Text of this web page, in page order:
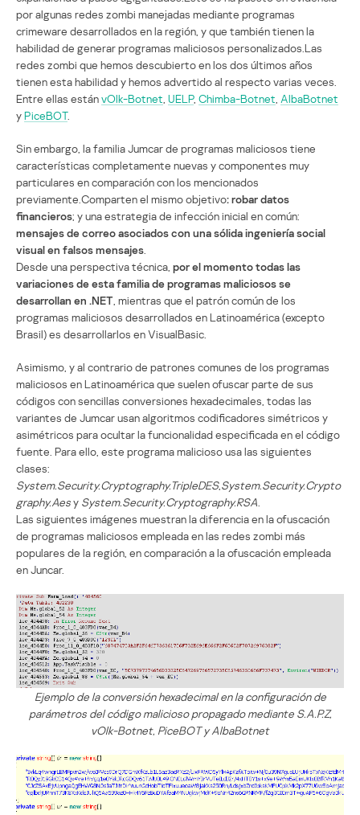
por algunas redes zombi manejadas mediante programas
crimeware desarrollados en la región, y que también tienen la
habilidad de generar programas maliciosos personalizados.Las
redes zombi que hemos descubierto en los dos últimos años
tienen esta habilidad y hemos advertido al respecto varias veces.
Entre ellas estánvOlk-Botnet UELP, Chimba-Botnet AlbaBotnet
yPiceBOT.
Sin embargo, la familia Jumcar de programas maliciosos tiene
características completamente nuevas y componentes muy
particulares en comparación con los mencionados
previamente.Comparten el mismo objetivo: robar datos
financieros; y una estrategia de infección inicial en común:
mensajes de correo asociados con una sólida ingeniería social
visual en falsos mensajes
Desde una perspectiva técnica, por el momento todas las
variaciones de esta familia de programas maliciosos se
desarrollan en .NET , mientras que el patrón común de los
programas maliciosos desarrollados en Latinoamérica (excepto
Brasil) es desarrollarlos en VisualBasic.
Asimismo, y al contrario de patrones comunes de los programas
maliciosos en Latinoamérica que suelen ofuscar parte de sus
códigos con sencillas conversiones hexadecimales, todas las
variantes de Jumcar usan algoritmos codificadores simétricos y
asimétricos para ocultar la funcionalidad especificada en el código
fuente. Para ello, este programa malicioso usa las siguientes
clases:
System.Security.Cryptography.TripleDES,System.Security.Crypto
graphy.Aesy System.Security.Cryptography.RSA
Las siguientes imágenes muestran la diferencia en la ofuscación
de programas maliciosos empleada en las redes zombi más
populares de la región, en comparación a la ofuscación empleada
en Juncar.
Ejemplo de la conversión hexadecimal en la configuración de
parámetros del código malicioso propagado mediante S.A.P.Z,
vOlk-Botnet, PiceBOT y AlbaBotnet